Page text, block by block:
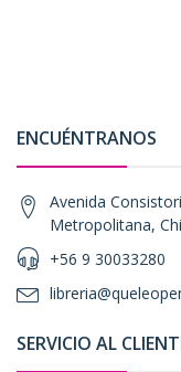
ENCUÉNTRANOS
Avenida
Metropolitana,
+56 9 30033280
SERVICIO AL